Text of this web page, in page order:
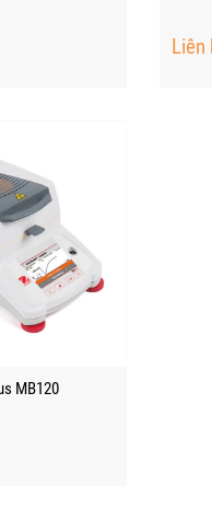
Liên
MB120